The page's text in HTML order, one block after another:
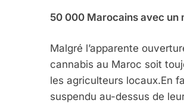
50 000 Marocains avec un
Malgré l’apparente
cannabis au Maroc soit
les agriculteurs locaux.En
suspendu au-dessus de